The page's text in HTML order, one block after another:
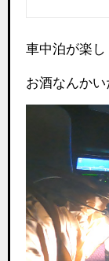
車中泊が楽
お酒なんか